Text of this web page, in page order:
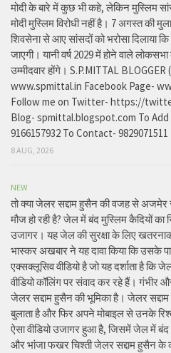
मोदी के बारे में कुछ भी कहे, लेकिन मुस्लिम
मोदी मुस्लिम विरोधी नहीं है। 7 अगस्त की
शिवसेना से आए सांसदों को भरोसा दिलाया कि
जाएगी। यानी वर्ष 2029 में होने वाले
उम्मीदवार होंगे। S.P.MITTAL
www.spmittal.in Facebook Page-
Follow me on Twitter- https://
Blog- spmittal.blogspot.com To
9166157932 To Contact- 9829071511
8 AUG, 2026
NEW
तो क्या जेलर सद्दाम हुसैन की वजह से
मौज हो रही है? जेल में बंद मुस्लिम कैदियों का
उजागर। यह जेल की सुरक्षा के लिए
भास्कर अखबार ने यह दावा किया कि
एक्सक्लूसिव वीडियो है जो यह दर्शाता है कि
वीडियो कॉलिंग पर संवाद कर रहे हैं। गंभीर
जेलर सद्दाम हुसैन की भूमिका है। जेलर
बुलाता है और फिर अपने मोबाइल से उनके
ऐसा वीडियो उजागर हुआ है, जिसमें जेल में बंद
और भांजा फखर चिश्ती जेलर सद्दाम हुसैन